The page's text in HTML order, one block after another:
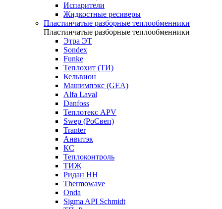
Испарители
Жидкостные ресиверы
Пластинчатые разборные теплообменники
Пластинчатые разборные теплообменники
Этра ЭТ
Sondex
Funke
Теплохит (ТИ)
Кельвион
Машимпэкс (GEA)
Alfa Laval
Danfoss
Теплотекс APV
Swep (РоСвеп)
Tranter
Анвитэк
КС
Теплоконтроль
ТИЖ
Ридан НН
Thermowave
Onda
Sigma API Schmidt